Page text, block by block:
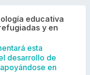
educativa
y en
esta
desarrollo de
en